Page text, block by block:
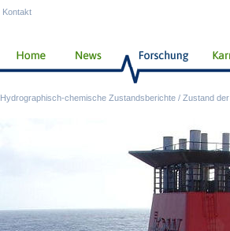
Hydrographisch-chemische Zustandsberichte / Zustand
Kontakt